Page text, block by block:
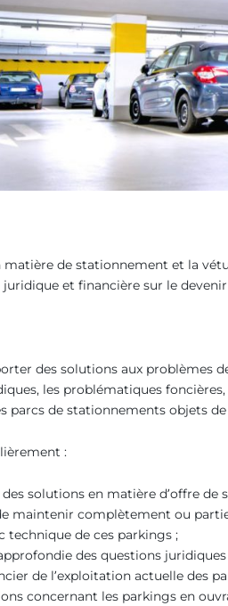
matière de stationnement et la
et financière sur le
des solutions aux
les problématiques
parcs de stationnements objets de
:
des solutions en matière d’offre
maintenir complètement ou
technique de ces parkings ;
des questions
de l’exploitation actuelle des
concernant les parkings en